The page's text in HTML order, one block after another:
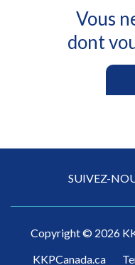
Vous
dont
SUIVEZ-
Copyright © 2026
KKPCanada.ca